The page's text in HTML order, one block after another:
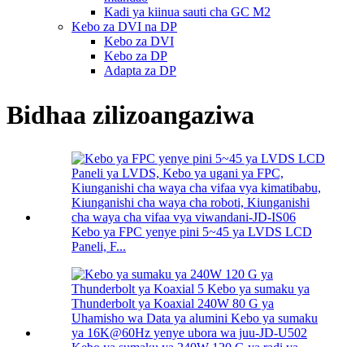
Kadi ya kiinua sauti cha GC M2
Kebo za DVI na DP
Kebo za DVI
Kebo za DP
Adapta za DP
Bidhaa zilizoangaziwa
Kebo ya FPC yenye pini 5~45 ya LVDS LCD
Paneli, F...